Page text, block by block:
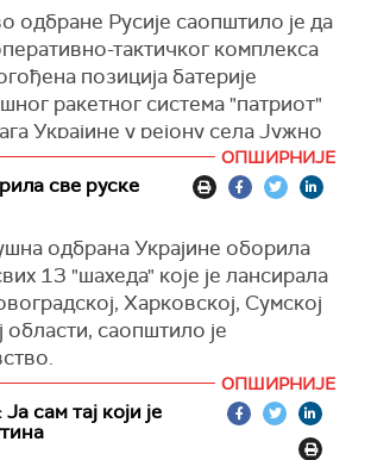
су пренели да су детонације
правда)
одбране Русије саопштило је да
тактичког комплекса
позиција батерије
ракетног система "патриот"
Украјине у рејону села Јужно
у Украјини и да су уништена
"патриот".
лансера система "патриот",
Новости.
да је уништена и радарска
Танјуг)
ОПШИРНИЈЕ
све руске
одбрана Украјине оборила
13 "шахеда" које је лансирала
Харковској, Сумској
области, саопштило је
ОПШИРНИЈЕ
сам тај који је